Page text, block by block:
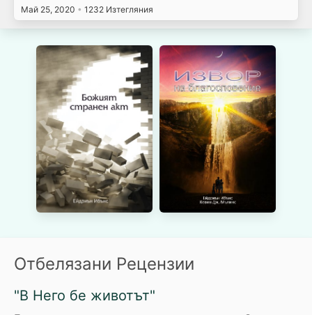
Май 25, 2020 • 1232 Изтегляния
Отбелязани Рецензии
"В Него бе животът"